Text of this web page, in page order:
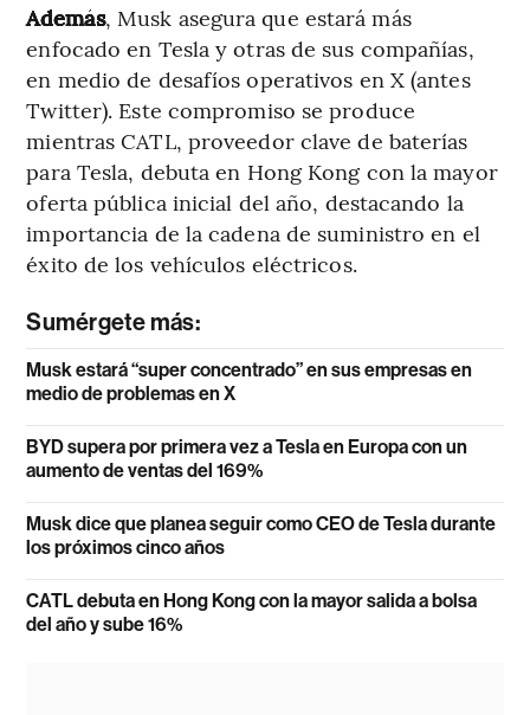
Además, Musk asegura que estará más
enfocado en Tesla y otras de sus compañías,
en medio de desafíos operativos en X (antes
Twitter). Este compromiso se produce
mientras CATL, proveedor clave de baterías
para Tesla, debuta en Hong Kong con la mayor
oferta pública inicial del año, destacando la
importancia de la cadena de suministro en el
éxito de los vehículos eléctricos.
Sumérgete más:
Musk estará “super concentrado” en sus empresas en
medio de problemas en X
BYD supera por primera vez a Tesla en Europa con un
aumento de ventas del 169%
Musk dice que planea seguir como CEO de Tesla durante
los próximos cinco años
CATL debuta en Hong Kong con la mayor salida a bolsa
del año y sube 16%